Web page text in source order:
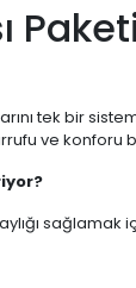
tek bir
ve